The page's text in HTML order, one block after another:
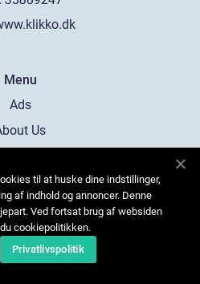
Menu
Ads
Us
til at huske dine indstillinger,
af indhold og annoncer. Denne
Ved fortsat brug af websiden
cookiepolitikken.
Privatlivspolitik